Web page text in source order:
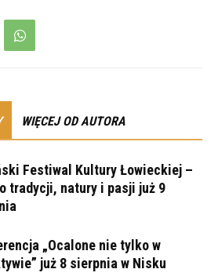
WIĘCEJ OD AUTORA
Festiwal Kultury Łowieckiej –
tradycji, natury i pasji już 9
„Ocalone nie tylko w
już 8 sierpnia w Nisku